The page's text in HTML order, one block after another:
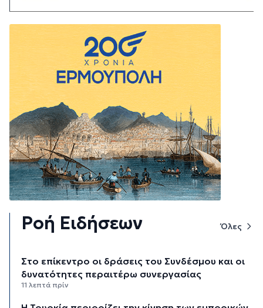
Ροή Ειδήσεων Όλες
Στο επίκεντρο οι δράσεις του Συνδέσμου και οι
δυνατότητες περαιτέρω συνεργασίας
11 λεπτά πρίν